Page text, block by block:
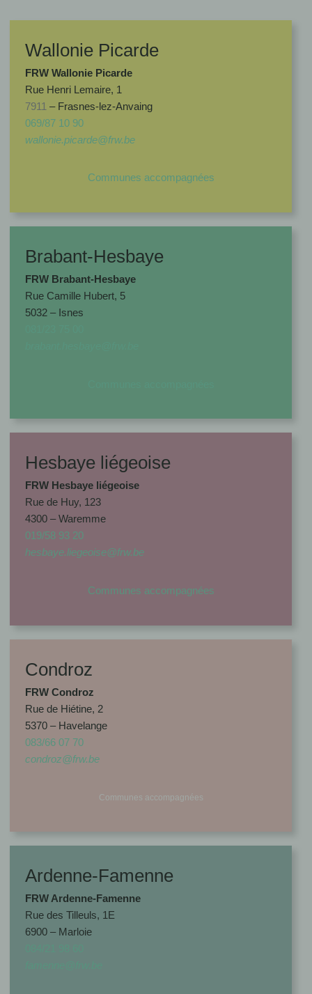
Wallonie Picarde
FRW Wallonie Picarde
Rue Henri Lemaire, 1
7911 – Frasnes-lez-Anvaing
069/87 10 90
wallonie.picarde@frw.be
Communes accompagnées
Brabant-Hesbaye
FRW Brabant-Hesbaye
Rue Camille Hubert, 5
5032 – Isnes
Hesbaye liégeoise
FRW Hesbaye liégeoise
Rue de Huy, 123
4300 – Waremme
019/58 93 20
hesbaye.liegeoise@frw.be
Communes accompagnées
Condroz
FRW Condroz
Rue de Hiétine, 2
5370 – Havelange
083/66 07 70
condroz@frw.be
Communes accompagnées
Ardenne-Famenne
FRW Ardenne-Famenne
Rue des Tilleuls, 1E
6900 – Marloie